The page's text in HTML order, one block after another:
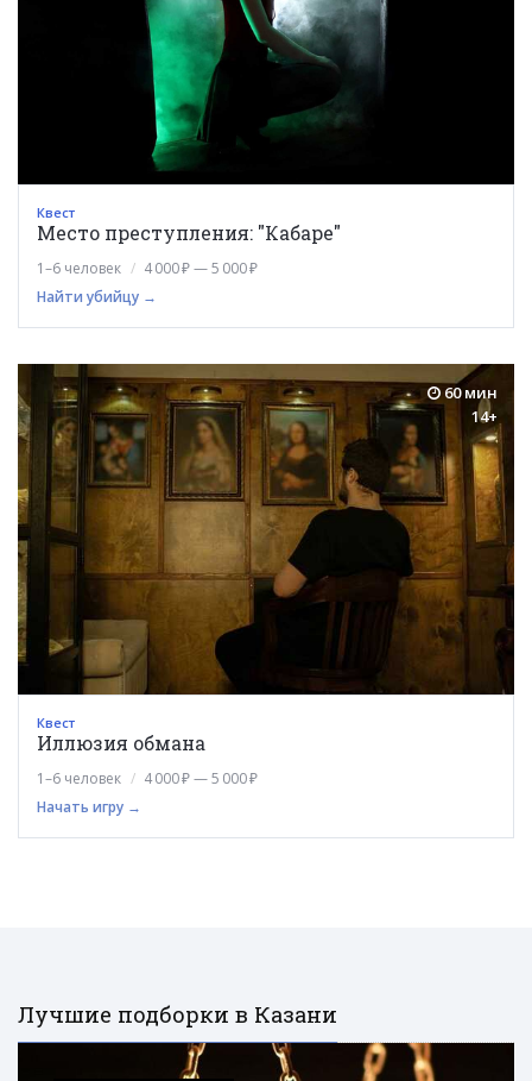
Квест
Место преступления: "Кабаре"
1–6 человек
4 000 ₽ — 5 000 ₽
Найти убийцу →
60 мин
14+
Квест
Иллюзия обмана
1–6 человек
4 000 ₽ — 5 000 ₽
Начать игру →
Лучшие подборки в Казани